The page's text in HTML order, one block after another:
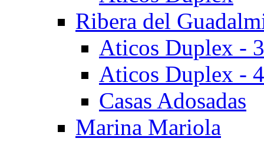
Ribera del
Aticos Duplex -
Aticos Duplex -
Casas Adosadas
Marina Mariola